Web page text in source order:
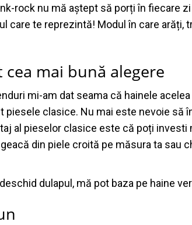
rock nu mă aștept să porți în fiecare
care te reprezintă! Modul în care arăți,
cea mai bună alegere
mi-am dat seama că hainele
piesele clasice. Nu mai este nevoie să
al pieselor clasice este că poți investi
din piele croită pe măsura ta sau
dulapul, mă pot baza pe haine